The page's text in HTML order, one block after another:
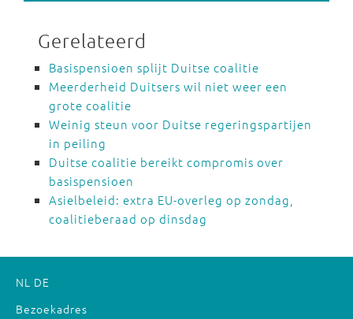
Gerelateerd
Basispensioen splijt Duitse coalitie
Meerderheid Duitsers wil niet weer een
grote coalitie
Weinig steun voor Duitse regeringspartijen
in peiling
Duitse coalitie bereikt compromis over
basispensioen
Asielbeleid: extra EU-overleg op zondag,
coalitieberaad op dinsdag
NL DE
Bezoekadres